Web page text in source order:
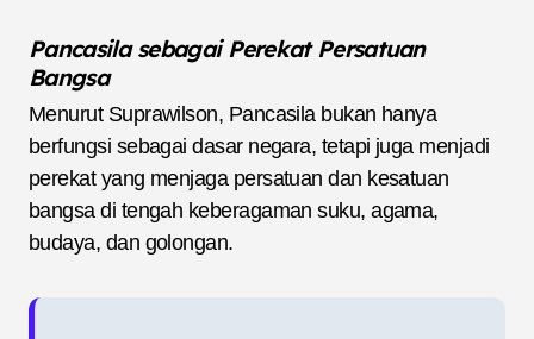
Pancasila sebagai Perekat Persatuan
Bangsa
Menurut Suprawilson, Pancasila bukan hanya
berfungsi sebagai dasar negara, tetapi juga menjadi
perekat yang menjaga persatuan dan kesatuan
bangsa di tengah keberagaman suku, agama,
budaya, dan golongan.